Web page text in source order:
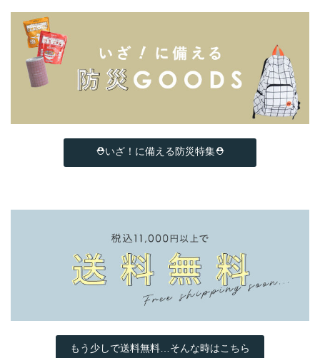
⛑いざ！に備える防災特集⛑
もう少しで送料無料…そんな時はこちら